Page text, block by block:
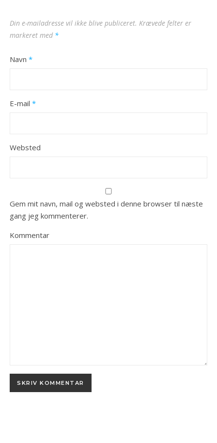
Din e-mailadresse vil ikke blive publiceret. Krævede felter er
markeret med *
Navn *
E-mail *
Websted
Gem mit navn, mail og websted i denne browser til næste
gang jeg kommenterer.
Kommentar